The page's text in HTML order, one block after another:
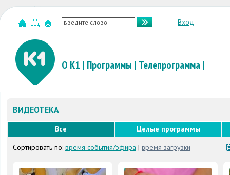
Вход
О К1 | Программы | Телепрограмма|
ВИДЕОТЕКА
Все
Целые программы
Сортировать по: время события/эфира | время загрузки